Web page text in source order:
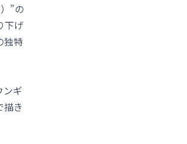
”の
下げ
独特
ンギ
描き